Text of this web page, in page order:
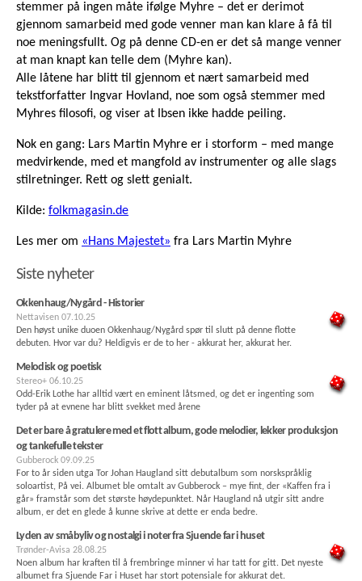
stemmer på ingen måte ifølge Myhre – det er derimot
gjennom samarbeid med gode venner man kan klare å få til
noe meningsfullt. Og på denne CD-en er det så mange venner
at man knapt kan telle dem (Myhre kan).
Alle låtene har blitt til gjennom et nært samarbeid med
tekstforfatter Ingvar Hovland, noe som også stemmer med
Myhres filosofi, og viser at Ibsen ikke hadde peiling.
Nok en gang: Lars Martin Myhre er i storform – med mange
medvirkende, med et mangfold av instrumenter og alle slags
stilretninger. Rett og slett genialt.
Kilde: folkmagasin.de
Les mer om «Hans Majestet» fra Lars Martin Myhre
Siste nyheter
Okkenhaug/Nygård - Historier
Nettavisen 07.10.25
Den høyst unike duoen Okkenhaug/Nygård spør til slutt på denne flotte
debuten. Hvor var du? Heldigvis er de to her - akkurat her, akkurat her.
Melodisk og poetisk
Stereo+ 06.10.25
Odd-Erik Lothe har alltid vært en eminent låtsmed, og det er ingenting som
tyder på at evnene har blitt svekket med årene
Det er bare å gratulere med et flott album, gode melodier, lekker produksjon
og tankefulle tekster
Gubberock 09.09.25
For to år siden utga Tor Johan Haugland sitt debutalbum som norskspråklig
soloartist, På vei. Albumet ble omtalt av Gubberock – mye fint, der «Kaffen fra i
går» framstår som det største høydepunktet. Når Haugland nå utgir sitt andre
album, er det en glede å kunne skrive at dette er enda bedre.
Lyden av småbyliv og nostalgi i noter fra Sjuende far i huset
Trønder-Avisa 28.08.25
Noen album har kraften til å frembringe minner vi har tatt for gitt. Det nyeste
albumet fra Sjuende Far i Huset har stort potensiale for akkurat det.